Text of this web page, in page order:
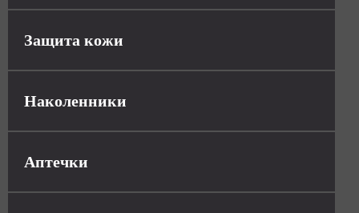
Защита кожи
Наколенники
Аптечки